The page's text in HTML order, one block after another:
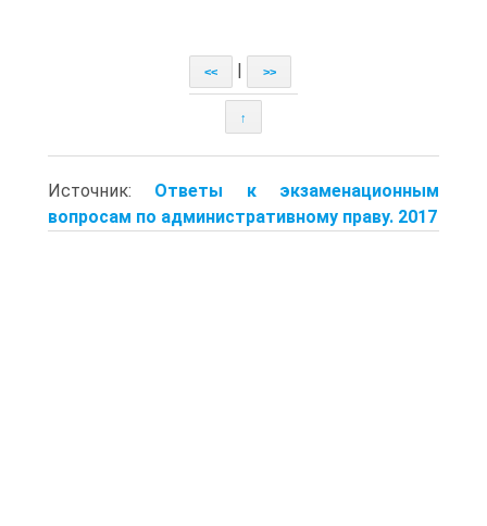
<< >>
↑
Источник: Ответы к экзаменационным
вопросам по административному праву. 2017